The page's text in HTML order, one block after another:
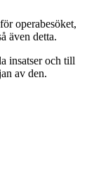
operabesöket,
även detta.
insatser och till
av den.